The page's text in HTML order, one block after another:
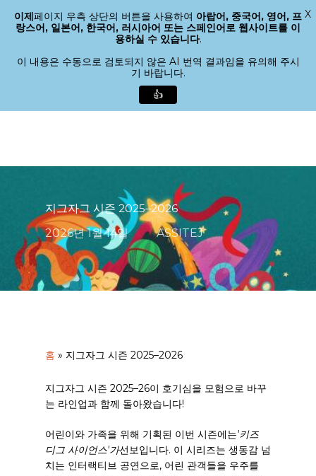
로
검색
메뉴
지그자그 시즌 2025–2026
2026년 1월 14일
ASSITEJ
홈 » 지그자그 시즌 2025–2026
지그자그 시즌 2025–26이 호기심을 모험으로 바꾸
는 라인업과 함께 돌아왔습니다!
어린이와 가족을 위해 기획된 이번 시즌에는'키즈
디그 사이언스'가선보입니다. 이 시리즈는 생동감 넘
치는 인터랙티브 공연으로, 어린 관객들을 우주를
뉴
이제페이지 우측 상단의 버튼을 사용하여 아랍어, 중국어, 영어, 프
랑스어, 일본어, 한국어, 러시아어 또는 스페인어로 웹사이트를 이
용하실 수 있습니다.
이 내용은 수동으로 검토되지 않은 AI 번역 결과임을 유의해 주시
기 바랍니다.
👍
X